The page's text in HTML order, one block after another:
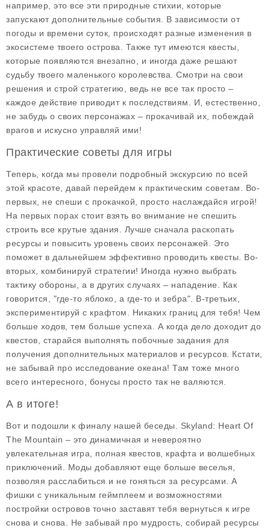
например, это все эти природные стихии, которые
запускают дополнительные события. В зависимости от
погоды и времени суток, происходят разные изменения в
экосистеме твоего острова. Также тут имеются квесты,
которые появляются внезапно, и иногда даже решают
судьбу твоего маленького королевства. Смотри на свои
решения и строй стратегию, ведь не все так просто –
каждое действие приводит к последствиям. И, естественно,
не забудь о своих персонажах – прокачивай их, побеждай
врагов и искусно управляй ими!
Практические советы для игры
Теперь, когда мы провели подробный экскурсию по всей
этой красоте, давай перейдем к практическим советам. Во-
первых, не спеши с прокачкой, просто наслаждайся игрой!
На первых порах стоит взять во внимание не спешить
строить все крутые здания. Лучше сначала раскопать
ресурсы и повысить уровень своих персонажей. Это
поможет в дальнейшем эффективно проводить квесты. Во-
вторых, комбинируй стратегии! Иногда нужно выбрать
тактику обороны, а в других случаях – нападение. Как
говорится, "где-то яблоко, а где-то и зебра". В-третьих,
экспериментируй с крафтом. Никаких границ для тебя! Чем
больше ходов, тем больше успеха. А когда дело доходит до
квестов, старайся выполнять побочные задания для
получения дополнительных материалов и ресурсов. Кстати,
не забывай про исследование океана! Там тоже много
всего интересного, бонусы просто так не валяются.
А в итоге!
Вот и подошли к финалу нашей беседы. Skyland: Heart Of
The Mountain – это динамичная и невероятно
увлекательная игра, полная квестов, крафта и волшебных
приключений. Моды добавляют еще больше веселья,
позволяя расслабиться и не гоняться за ресурсами. А
фишки с уникальным геймплеем и возможностями
постройки островов точно заставят тебя вернуться к игре
снова и снова. Не забывай про мудрость, собирай ресурсы